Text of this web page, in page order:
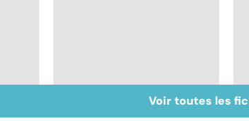
Sexualité, infertilité
Voir toutes les